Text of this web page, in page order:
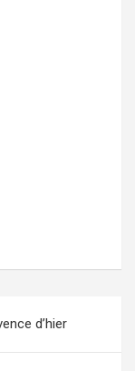
d’hier